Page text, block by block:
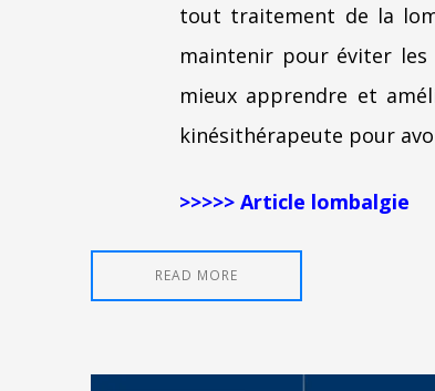
tout traitement de la
maintenir pour éviter les
mieux apprendre et
kinésithérapeute pour
>>>>> Article lombalgie
READ MORE